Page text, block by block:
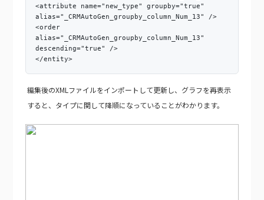
<attribute name="new_type" groupby="true"
alias="_CRMAutoGen_groupby_column_Num_13" />
<order
alias="_CRMAutoGen_groupby_column_Num_13"
descending="true" />
</entity>
編集後のXMLファイルをインポートして更新し、グラフを再表示
すると、タイプに関して降順になっていることがわかります。